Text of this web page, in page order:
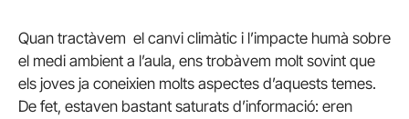
Quan tractàvem el canvi climàtic i l’impacte humà sobre
el medi ambient a l’aula, ens trobàvem molt sovint que
els joves ja coneixien molts aspectes d’aquests temes.
De fet, estaven bastant saturats d’informació: eren